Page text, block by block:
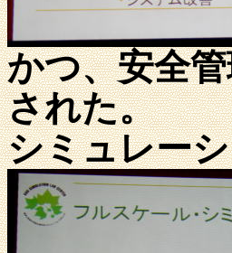
かつ、安全
された。
シミュレー